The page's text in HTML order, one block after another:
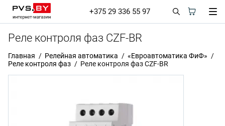
+375 29 336 55 97
Реле контроля фаз CZF-BR
Главная Релейная автоматика
«Евроавтоматика ФиФ»
Реле контроля фаз
Реле контроля фаз CZF-BR